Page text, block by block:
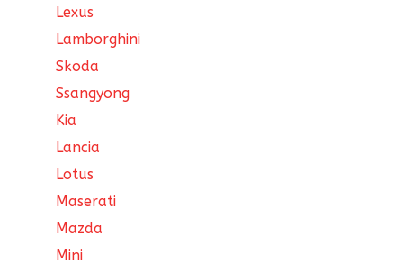
Lexus
Lamborghini
Skoda
Ssangyong
Kia
Lancia
Lotus
Maserati
Mazda
Mini